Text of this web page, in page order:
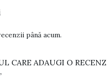
până acum.
CARE ADAUGI O